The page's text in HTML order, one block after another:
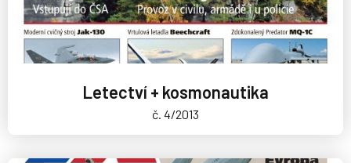
Letectví + kosmonautika
č. 4/2013